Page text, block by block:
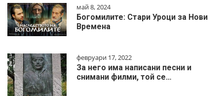
май 8, 2024
Богомилите: Стари Уроци за Нови
Времена
февруари 17, 2022
За него има написани песни и
снимани филми, той се…